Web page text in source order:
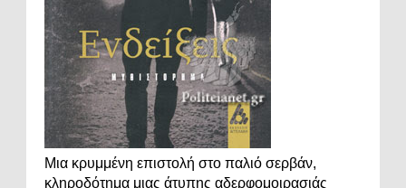
Μια κρυμμένη επιστολή στο παλιό σερβάν,
κληροδότημα μιας άτυπης αδερφομοιρασιάς